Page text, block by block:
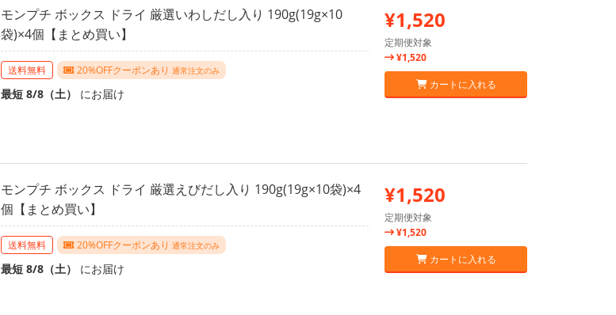
モンプチ ボックス ドライ 厳選いわしだし入り 190g(19g×10
袋)×4個【まとめ買い】
送料無料 20%OFFクーポンあり 通常注文のみ
最短 8/8（土） にお届け
¥1,520
定期便対象
¥1,520
カートに入れる
モンプチ ボックス ドライ 厳選えびだし入り 190g(19g×10袋)×4
個【まとめ買い】
送料無料 20%OFFクーポンあり 通常注文のみ
最短 8/8（土） にお届け
¥1,520
定期便対象
¥1,520
カートに入れる